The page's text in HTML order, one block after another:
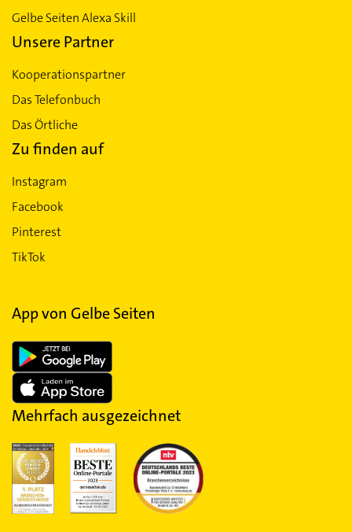
Gelbe Seiten Alexa Skill
Unsere Partner
Kooperationspartner
Das Telefonbuch
Das Örtliche
Zu finden auf
Instagram
Facebook
Pinterest
TikTok
App von Gelbe Seiten
Mehrfach ausgezeichnet